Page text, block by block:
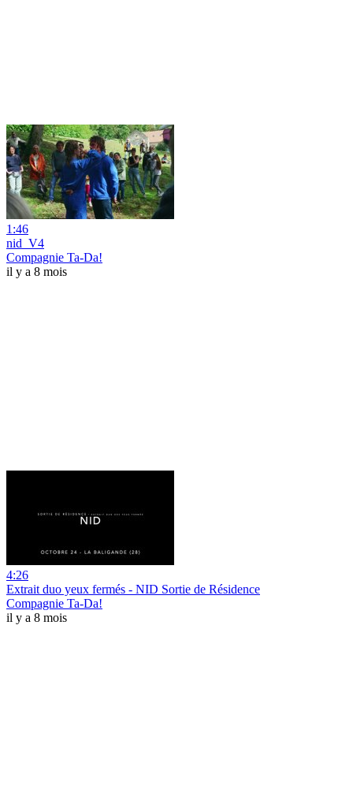
1:46
nid_V4
Compagnie Ta-Da!
il y a 8 mois
4:26
Extrait duo yeux fermés - NID Sortie de Résidence
Compagnie Ta-Da!
il y a 8 mois